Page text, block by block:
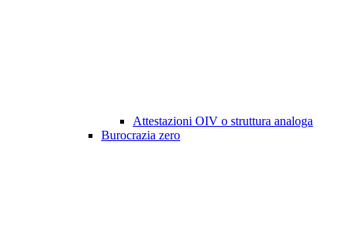
Attestazioni OIV o struttura analoga
Burocrazia zero